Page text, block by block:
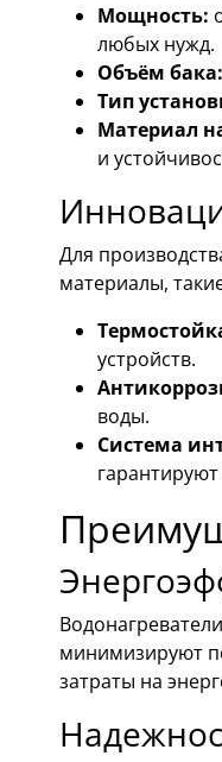
Мощность:
любых нужд.
Объём бака:
Тип
Материал
и
Для
материалы,
устройств.
воды.
Система
минимизируют
затраты на